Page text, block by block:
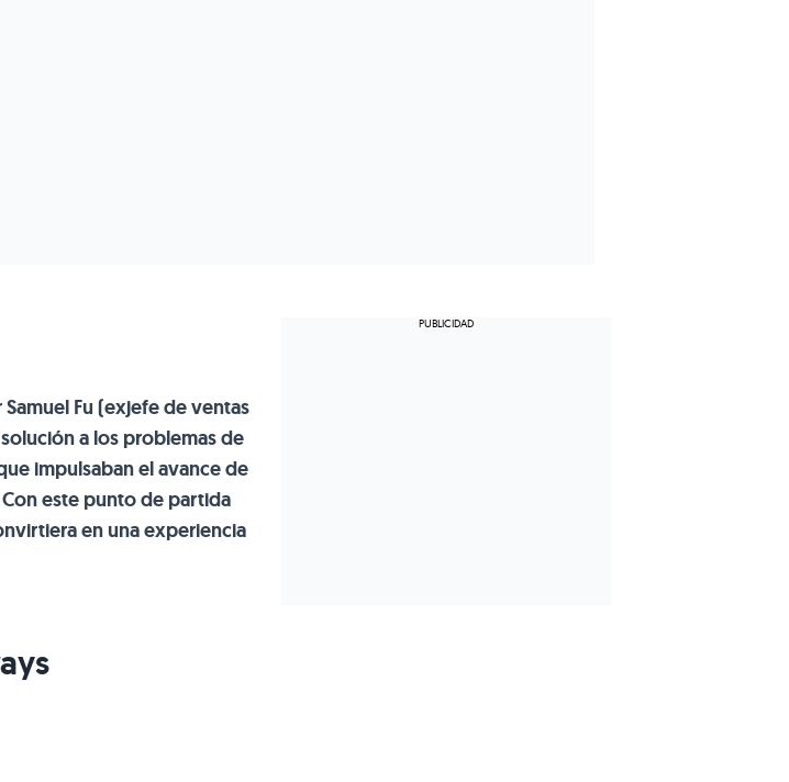
Fu (exjefe de ventas
a los problemas de
impulsaban el avance de
este punto de partida
en una experiencia